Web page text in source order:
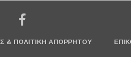
& ΠΟΛΙΤΙΚΗ ΑΠΟΡΡΗΤΟΥ